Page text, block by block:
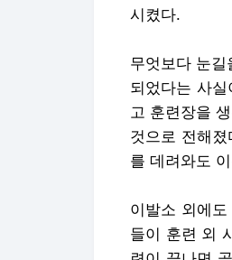
시켰다.
무엇보다 눈
되었다는 사
고 훈련장을
것으로 전해
를 데려와도
이발소 외에
들이 훈련 외